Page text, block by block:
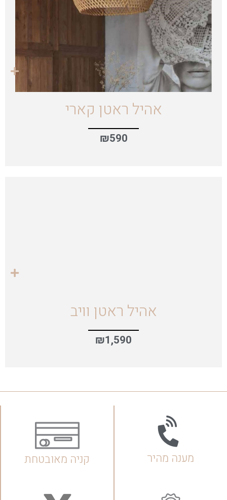
אהיל ראטן קארי
₪590
אהיל ראטן וויב
₪1,590
מענה מהיר קניה מאובטחת